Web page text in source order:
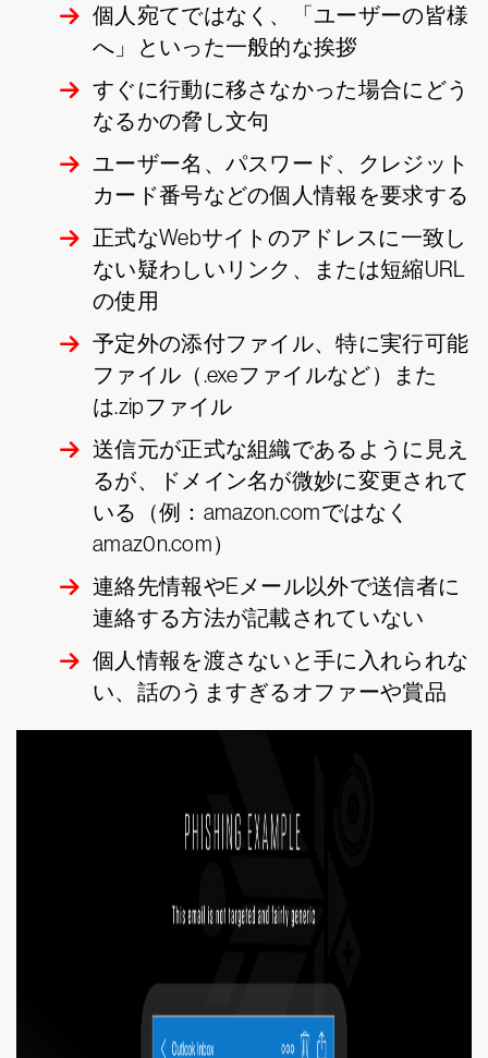
個人宛てではなく、「ユーザーの皆様
へ」といった一般的な挨拶
すぐに行動に移さなかった場合にどう
なるかの脅し文句
ユーザー名、パスワード、クレジット
カード番号などの個人情報を要求する
正式なWebサイトのアドレスに一致し
ない疑わしいリンク、または短縮URL
の使用
予定外の添付ファイル、特に実行可能
ファイル（.exeファイルなど）また
は.zipファイル
送信元が正式な組織であるように見え
るが、ドメイン名が微妙に変更されて
いる（例：amazon.comではなく
amaz0n.com）
連絡先情報やEメール以外で送信者に
連絡する方法が記載されていない
個人情報を渡さないと手に入れられな
い、話のうますぎるオファーや賞品